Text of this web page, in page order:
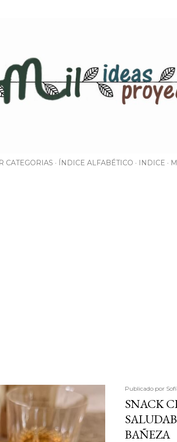
CATEGORIAS ÍNDICE ALFABÉTICO INDICE
Publicado por
SNACK
BAÑEZA